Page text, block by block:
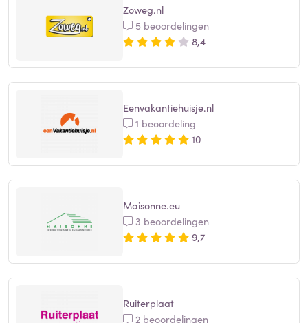
Zoweg.nl
5 beoordelingen
8,4
Eenvakantiehuisje.nl
1 beoordeling
10
Maisonne.eu
3 beoordelingen
9,7
Ruiterplaat
2 beoordelingen